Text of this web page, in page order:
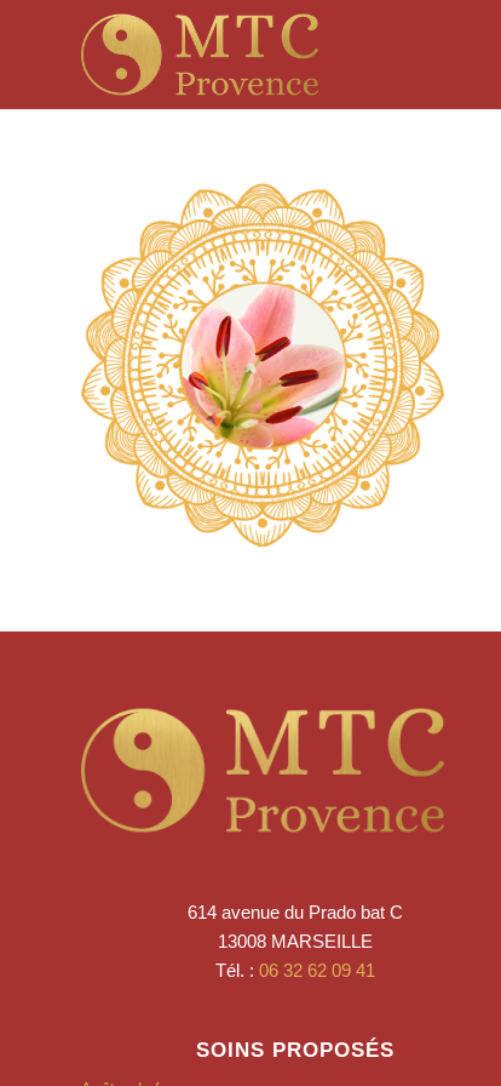
614 avenue du Prado bat C
13008 MARSEILLE
Tél. :06 32 62 09 41
SOINS PROPOSÉS